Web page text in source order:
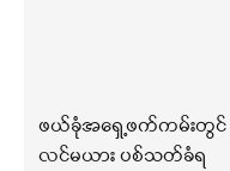
ဖယ်ခုံအရှေ့ဖက်ကမ်းတွ
လင်မယား ပစ်သတ်ခံရ